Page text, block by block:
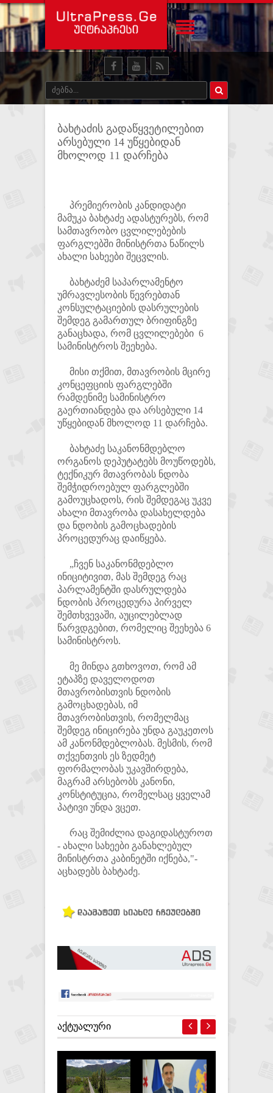
ბახტაძის გადაწყვეტილებით
არსებული 14 უწყებიდან
მხოლოდ 11 დარჩება
პრემიერობის კანდიდატი
მამუკა ბახტაძე ადასტურებს, რომ
სამთავრობო ცვლილებების
ფარგლებში მინისტრთა ნაწილს
ახალი სახეები შეცვლის.
ბახტაძემ საპარლამენტო
უმრავლესობის წევრებთან
კონსულტაციების დასრულების
შემდეგ გამართულ ბრიფინგზე
განაცხადა, რომ ცვლილებები 6
სამინისტროს შეეხება.
მისი თქმით, მთავრობის მცირე
კონცეფციის ფარგლებში
რამდენიმე სამინისტრო
გაერთიანდება და არსებული 14
უწყებიდან მხოლოდ 11 დარჩება.
ბახტაძე საკანონმდებლო
ორგანოს დეპუტატებს მოუწოდებს,
ტექნიკურ მთავრობას ნდობა
შემჭიდროებულ ფარგლებში
გამოუცხადოს, რის შემდეგაც უკვე
ახალი მთავრობა დასახელდება
და ნდობის გამოცხადების
პროცედურაც დაიწყება.
„ჩვენ საკანონმდებლო
ინიციტივით, მას შემდეგ რაც
პარლამენტში დასრულდება
ნდობის პროცედურა პირველ
შემთხვევაში, აუცილებლად
წარვდგებით, რომელიც შეეხება 6
სამინისტროს.
მე მინდა გთხოვოთ, რომ ამ
ეტაპზე დაველოდოთ
მთავრობისთვის ნდობის
გამოცხადებას, იმ
მთავრობისთვის, რომელმაც
შემდეგ ინიცირება უნდა გაუკეთოს
ამ კანონმდებლობას. მესმის, რომ
თქვენთვის ეს ზედმეტ
ფორმალობას უკავშირდება,
მაგრამ არსებობს კანონი,
კონსტიტუცია, რომელსაც ყველამ
პატივი უნდა ვცეთ.
რაც შემიძლია დაგიდასტუროთ
- ახალი სახეები განახლებულ
მინისტრთა კაბინეტში იქნება,"-
აცხადებს ბახტაძე.
ᲐᲥᲢᲣᲐᲚᲣᲠᲘ